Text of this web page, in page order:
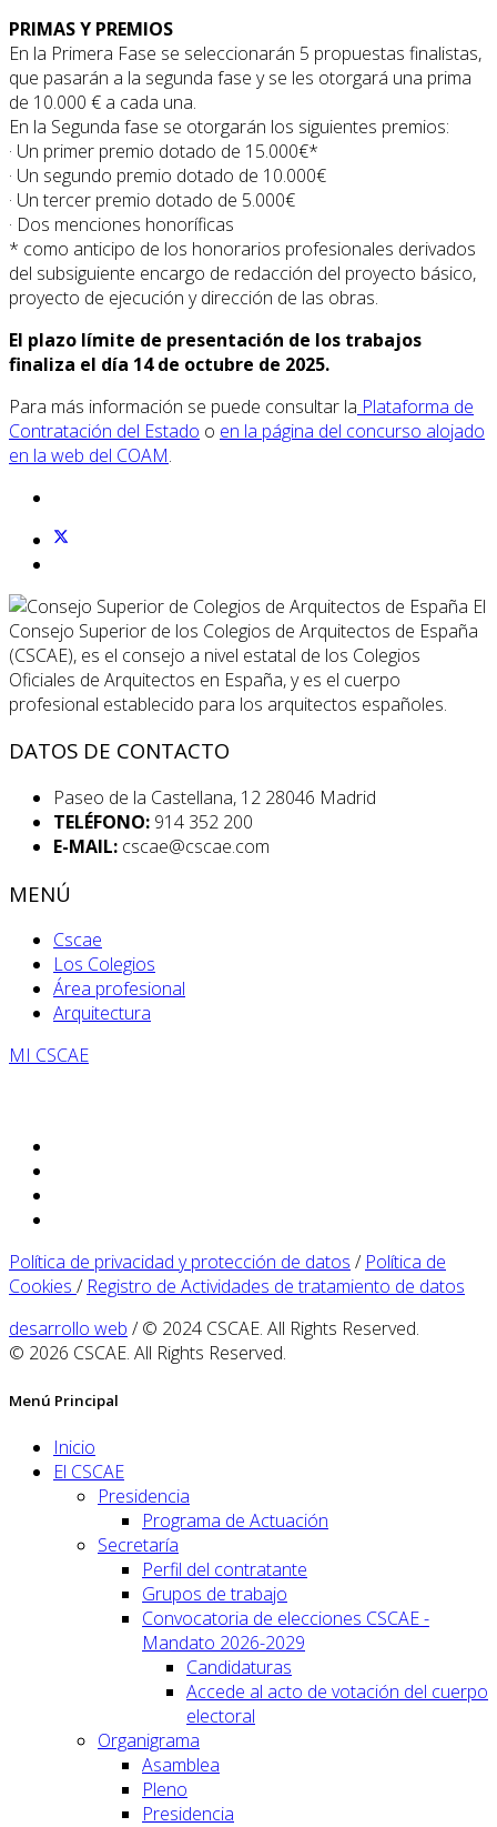
PRIMAS Y PREMIOS
En la Primera Fase se seleccionarán 5 propuestas finalistas,
que pasarán a la segunda fase y se les otorgará una prima
de 10.000 € a cada una.
En la Segunda fase se otorgarán los siguientes premios:
· Un primer premio dotado de 15.000€*
· Un segundo premio dotado de 10.000€
· Un tercer premio dotado de 5.000€
· Dos menciones honoríficas
* como anticipo de los honorarios profesionales derivados
del subsiguiente encargo de redacción del proyecto básico,
proyecto de ejecución y dirección de las obras.
El plazo límite de presentación de los trabajos
finaliza el día 14 de octubre de 2025.
Para más información se puede consultar la Plataforma de
Contratación del Estado o en la página del concurso alojado
en la web del COAM.
El
Consejo Superior de los Colegios de Arquitectos de España
(CSCAE), es el consejo a nivel estatal de los Colegios
Oficiales de Arquitectos en España, y es el cuerpo
profesional establecido para los arquitectos españoles.
DATOS DE CONTACTO
Paseo de la Castellana, 12 28046 Madrid
TELÉFONO: 914 352 200
E-MAIL: cscae@cscae.com
MENÚ
Cscae
Los Colegios
Área profesional
Arquitectura
MI CSCAE
Política de privacidad y protección de datos / Política de
Cookies / Registro de Actividades de tratamiento de datos
desarrollo web / © 2024 CSCAE. All Rights Reserved.
© 2026 CSCAE. All Rights Reserved.
Menú Principal
Inicio
El CSCAE
Presidencia
Programa de Actuación
Secretaría
Perfil del contratante
Grupos de trabajo
Convocatoria de elecciones CSCAE -
Mandato 2026-2029
Candidaturas
Accede al acto de votación del cuerpo
electoral
Organigrama
Asamblea
Pleno
Presidencia